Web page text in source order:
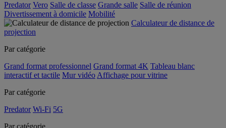
Predator Vero Salle de classe Grande salle Salle de réunion
Divertissement à domicile Mobilité
Calculateur de distance de
projection
Par catégorie
Grand format professionnel Grand format 4K Tableau blanc
interactif et tactile Mur vidéo Affichage pour vitrine
Par catégorie
Predator Wi-Fi 5G
Par catégorie